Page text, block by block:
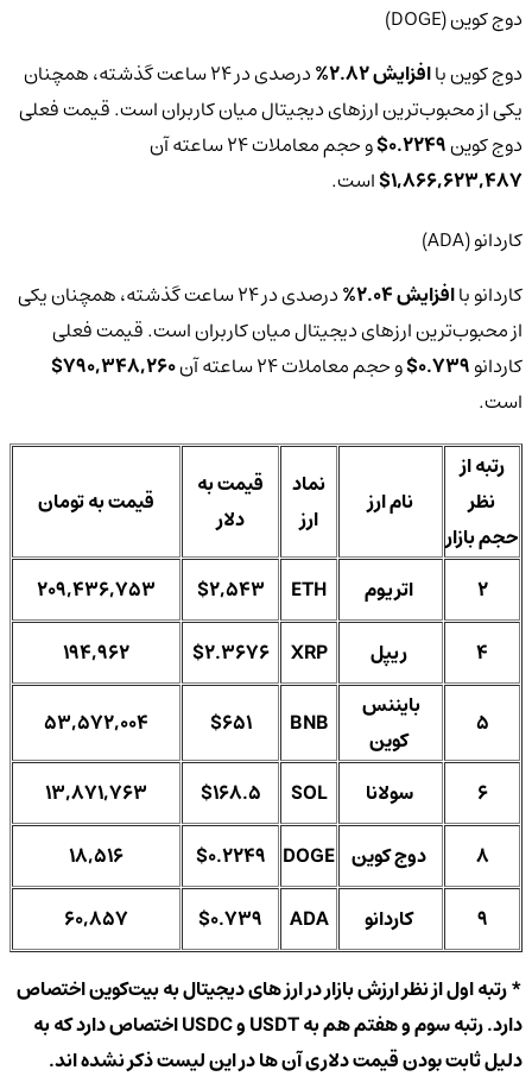
دوج‌ کوین (DOGE)
دوج‌ کوین باافزایش 2.82%
درصدی در 24 ساعت گذشته، همچنان
یکی از محبوب‌ترین ارزهای دیجیتال میان کاربران است. قیمت فعلی
دوج‌ کوین‌0.2249$ و حجم معاملات 24 ساعته آن
1,866,623,487$ است.
کاردانو (ADA)
کاردانو باافزایش 2.04%
درصدی در 24 ساعت گذشته، همچنان یکی
از محبوب‌ترین ارزهای دیجیتال میان کاربران است. قیمت فعلی
کاردانو‌0.739$ و حجم معاملات 24 ساعته آن
790,348,260$
است.
قیمت به تومان
قیمت به
دلار
نماد
ارز
نام ارز
رتبه از
نظر
حجم بازار
209,436,753
$2,543 ETH
2
194,962
$2.3676 XRP 4
53,572,004 $651 BNB
بایننس
5
13,871,763 $168.5 SOL
6
18,516
$0.2249 DOGE
8
60,857
$0.739 ADA 9
* رتبه اول از نظر ارزش بازار در ارز های دیجیتال به بیت‌کوین اختصاص
دارد. رتبه سوم و هفتم هم به USDT و USDC اختصاص دارد که به
دلیل ثابت بودن قیمت دلاری آن ها در این لیست ذکر نشده اند.